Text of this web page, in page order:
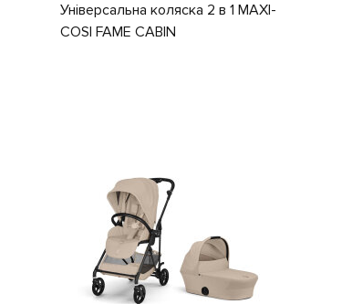
Універсальна коляска 2 в 1 MAXI-
COSI FAME CABIN